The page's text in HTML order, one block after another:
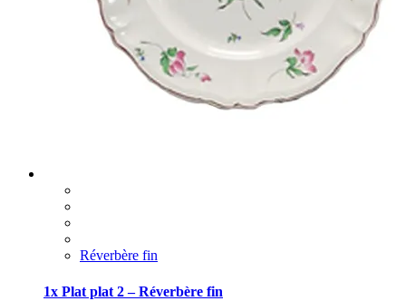
Réverbère fin
1x Plat plat 2 – Réverbère fin